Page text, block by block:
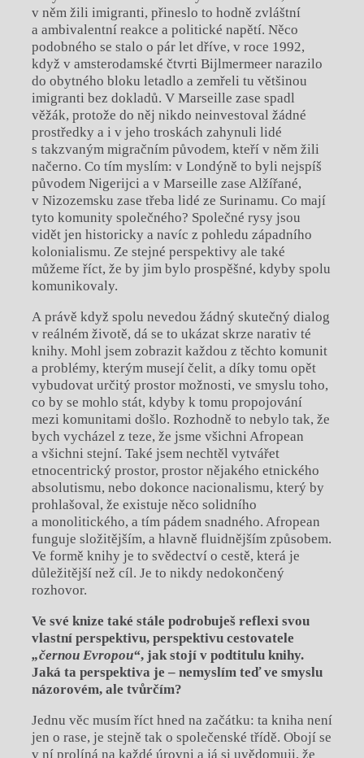
v něm žili imigranti, přineslo to hodně zvláštní
a ambivalentní reakce a politické napětí. Něco
podobného se stalo o pár let dříve, v roce 1992,
když v amsterodamské čtvrti Bijlmermeer narazilo
do obytného bloku letadlo a zemřeli tu většinou
imigranti bez dokladů. V Marseille zase spadl
věžák, protože do něj nikdo neinvestoval žádné
prostředky a i v jeho troskách zahynuli lidé
s takzvaným migračním původem, kteří v něm žili
načerno. Co tím myslím: v Londýně to byli nejspíš
původem Nigerijci a v Marseille zase Alžířané,
v Nizozemsku zase třeba lidé ze Surinamu. Co mají
tyto komunity společného? Společné rysy jsou
vidět jen historicky a navíc z pohledu západního
kolonialismu. Ze stejné perspektivy ale také
můžeme říct, že by jim bylo prospěšné, kdyby spolu
komunikovaly.
A právě když spolu nevedou žádný skutečný dialog
v reálném životě, dá se to ukázat skrze narativ té
knihy. Mohl jsem zobrazit každou z těchto komunit
a problémy, kterým musejí čelit, a díky tomu opět
vybudovat určitý prostor možnosti, ve smyslu toho,
co by se mohlo stát, kdyby k tomu propojování
mezi komunitami došlo. Rozhodně to nebylo tak, že
bych vycházel z teze, že jsme všichni Afropean
a všichni stejní. Také jsem nechtěl vytvářet
etnocentrický prostor, prostor nějakého etnického
absolutismu, nebo dokonce nacionalismu, který by
prohlašoval, že existuje něco solidního
a monolitického, a tím pádem snadného. Afropean
funguje složitějším, a hlavně fluidnějším způsobem.
Ve formě knihy je to svědectví o cestě, která je
důležitější než cíl. Je to nikdy nedokončený
rozhovor.
Ve své knize také stále podrobuješ reflexi svou
vlastní perspektivu, perspektivu cestovatele
„černou Evropou“, jak stojí v podtitulu knihy.
Jaká ta perspektiva je – nemyslím teď ve smyslu
názorovém, ale tvůrčím?
Jednu věc musím říct hned na začátku: ta kniha není
jen o rase, je stejně tak o společenské třídě. Obojí se
v ní prolíná na každé úrovni a já si uvědomuji, že